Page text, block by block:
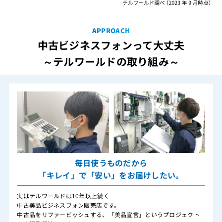
APPROACH
中古ビジネスフォンって大丈夫
～テルワールドの取り組み～
毎日使うものだから
「キレイ」で「安い」をお届けしたい。
実はテルワールドは10年以上続く
中古美品ビジネスフォン販売店です。
中古品をリファービッシュする、「美品宣言」というプロジェクト